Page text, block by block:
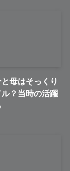
母はそっくり
？当時の活躍